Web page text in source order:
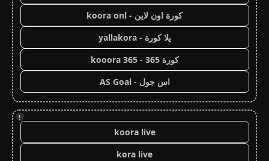
كورة اون لاين - koora onl
يلا كورة - yallakora
كورة 365 - kooora 365
اس جول - AS Goal
!
koora live
kora live